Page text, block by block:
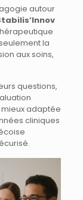
autour
la
aux soins,
questions,
adaptée
cliniques